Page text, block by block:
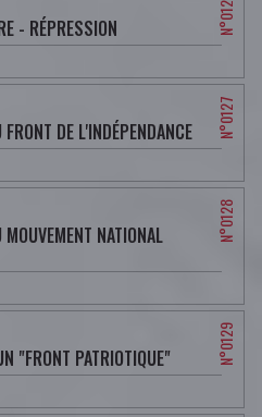
- RÉPRESSION
DE L'INDÉPENDANCE
NATIONAL
"FRONT PATRIOTIQUE"